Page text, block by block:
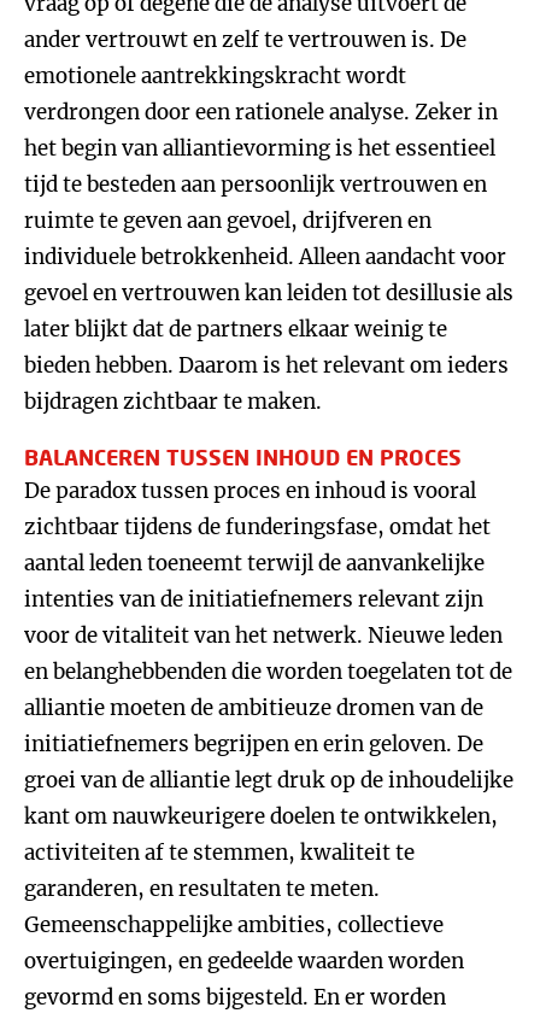
ander vertrouwt en zelf te vertrouwen is. De
emotionele aantrekkingskracht wordt
verdrongen door een rationele analyse. Zeker in
het begin van alliantievorming is het essentieel
tijd te besteden aan persoonlijk vertrouwen en
ruimte te geven aan gevoel, drijfveren en
individuele betrokkenheid. Alleen aandacht voor
gevoel en vertrouwen kan leiden tot desillusie als
later blijkt dat de partners elkaar weinig te
bieden hebben. Daarom is het relevant om ieders
bijdragen zichtbaar te maken.
BALANCEREN TUSSEN INHOUD EN PROCES
De paradox tussen proces en inhoud is vooral
zichtbaar tijdens de funderingsfase, omdat het
aantal leden toeneemt terwijl de aanvankelijke
intenties van de initiatiefnemers relevant zijn
voor de vitaliteit van het netwerk. Nieuwe leden
en belanghebbenden die worden toegelaten tot de
alliantie moeten de ambitieuze dromen van de
initiatiefnemers begrijpen en erin geloven. De
groei van de alliantie legt druk op de inhoudelijke
kant om nauwkeurigere doelen te ontwikkelen,
activiteiten af te stemmen, kwaliteit te
garanderen, en resultaten te meten.
Gemeenschappelijke ambities, collectieve
overtuigingen, en gedeelde waarden worden
gevormd en soms bijgesteld. En er worden